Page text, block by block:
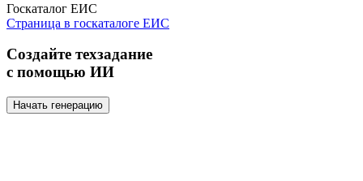
Госкаталог ЕИС
Страница в госкаталоге ЕИС
Создайте техзадание
с помощью ИИ
Начать генерацию